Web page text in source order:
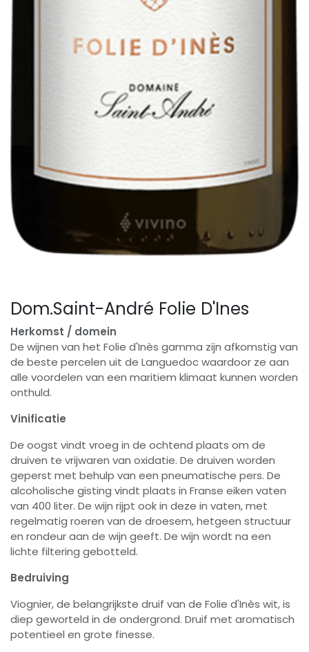
Dom.Saint-André Folie D'Ines
Herkomst / domein
De wijnen van het Folie d'Inès gamma zijn afkomstig van
de beste percelen uit de Languedoc waardoor ze aan
alle voordelen van een maritiem klimaat kunnen worden
onthuld.
Vinificatie
De oogst vindt vroeg in de ochtend plaats om de
druiven te vrijwaren van oxidatie. De druiven worden
geperst met behulp van een pneumatische pers. De
alcoholische gisting vindt plaats in Franse eiken vaten
van 400 liter. De wijn rijpt ook in deze in vaten, met
regelmatig roeren van de droesem, hetgeen structuur
en rondeur aan de wijn geeft. De wijn wordt na een
lichte filtering gebotteld.
Bedruiving
Viognier, de belangrijkste druif van de Folie d'Inès wit, is
diep geworteld in de ondergrond. Druif met aromatisch
potentieel en grote finesse.